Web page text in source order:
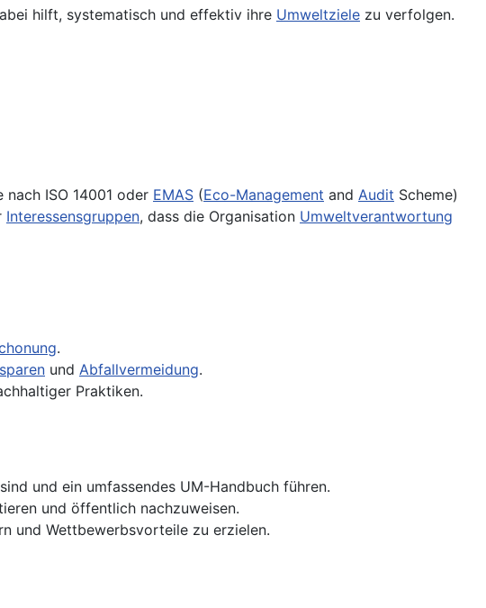
hilft, systematisch und effektiv ihre Umweltziele zu verfolgen.
ISO 14001 oder EMAS (Eco-Management and Audit Scheme)
Interessensgruppen, dass die Organisation Umweltverantwortung
.
und Abfallvermeidung.
Praktiken.
und ein umfassendes UM-Handbuch führen.
und öffentlich nachzuweisen.
und Wettbewerbsvorteile zu erzielen.